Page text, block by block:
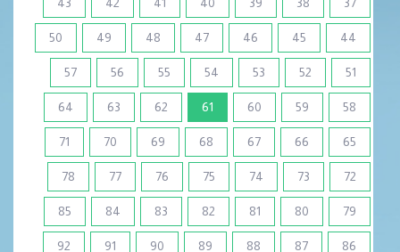
44
45
46
47
48
49
50
51
52
53
54
55
56
57
58
59
60
61
(current)
62
63
64
65
66
67
68
69
70
71
72
73
74
75
76
77
78
79
80
81
82
83
84
85
86
87
88
89
90
91
92